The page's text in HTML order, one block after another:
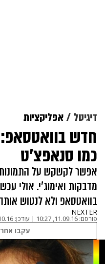
דיגיטל אפליקציות
חדש בוואטסאפ:
כמו סנאפצ'ט
אפשר לקשקש על התמונות
מדבקות ואימוג'י. אולי
בוואטסאפ ולא לנטוש
NEXTER
פורסם: 11.09.16, 10:27
| עודכן: 07:41
עקבו